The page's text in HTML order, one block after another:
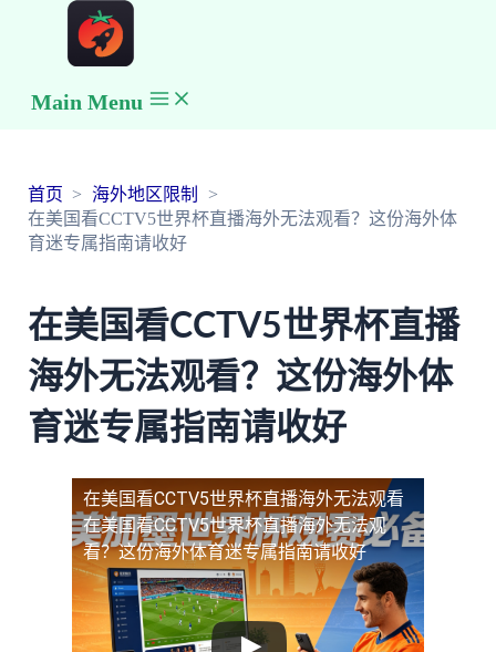
Main Menu
首页
海外地区限制
在美国看CCTV5世界杯直播海外无法观看？这份海外体
育迷专属指南请收好
在美国看CCTV5世界杯直播
海外无法观看？这份海外体
育迷专属指南请收好
在美国看CCTV5世界杯直播海外无法观看
在美国看CCTV5世界杯直播海外无法观
看？这份海外体育迷专属指南请收好